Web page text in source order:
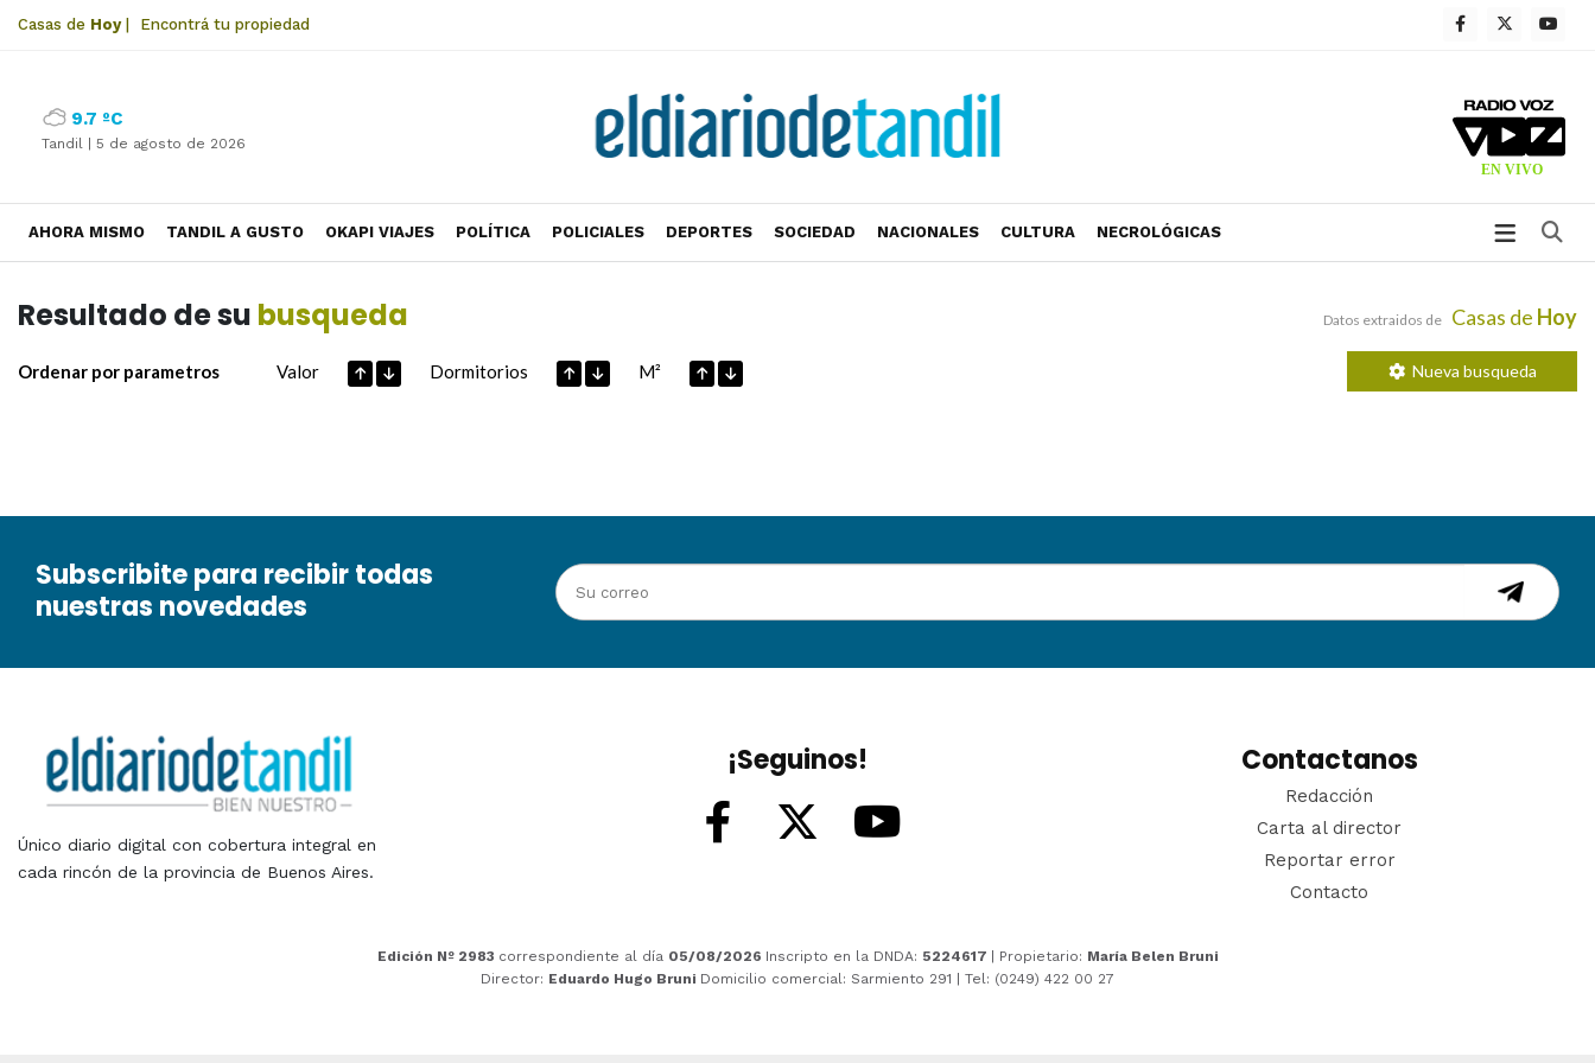
Casas de Hoy| Encontrá tu propiedad
9.7 ºC
Tandil | 5 de agosto de 2026
AHORA MISMO TANDIL A GUSTO OKAPI VIAJES POLÍTICA POLICIALES DEPORTES SOCIEDAD NACIONALES CULTURA NECROLÓGICAS
Resultado de su busqueda Datos extraidos de Casas de Hoy
Ordenar por parametros Valor Dormitorios M² Nueva busqueda
Subscribite para recibir todas
nuestras novedades
Único diario digital con cobertura integral en
cada rincón de la provincia de Buenos Aires.
¡Seguinos! Contactanos
Redacción
Carta al director
Reportar error
Contacto
Edición Nº 2983 correspondiente al día 05/08/2026 Inscripto en la DNDA: 5224617 | Propietario: María Belen Bruni
Director: Eduardo Hugo Bruni Domicilio comercial: Sarmiento 291 | Tel: (0249) 422 00 27